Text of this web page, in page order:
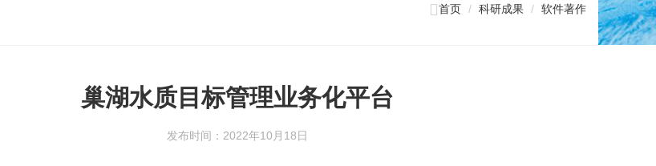
首页 科研成果 软件著作
巢湖水质目标管理业务化平台
发布时间：2022年10月18日